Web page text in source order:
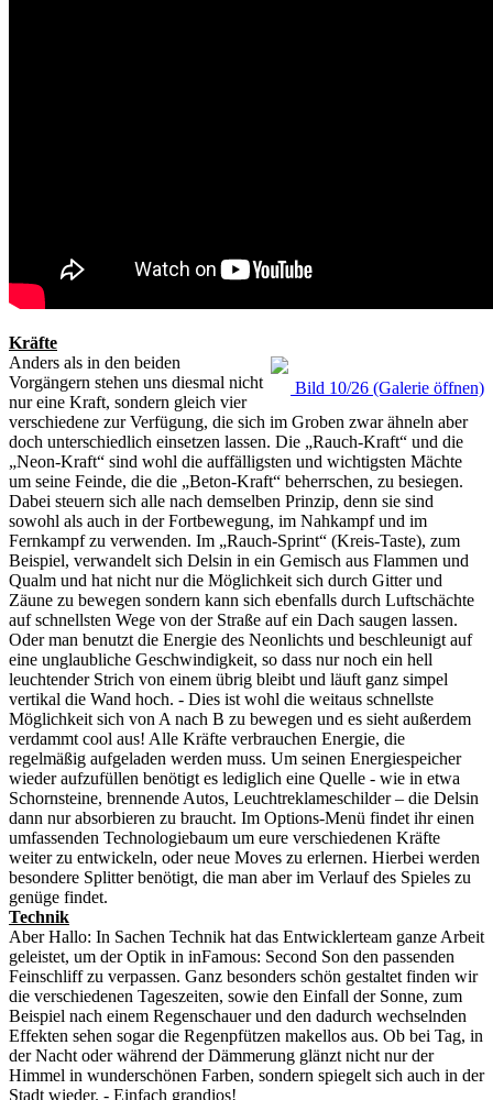
Kräfte
Bild 10/26 (Galerie öffnen)
Anders als in den beiden
Vorgängern stehen uns diesmal nicht
nur eine Kraft, sondern gleich vier
verschiedene zur Verfügung, die sich im Groben zwar ähneln aber
doch unterschiedlich einsetzen lassen. Die „Rauch-Kraft“ und die
„Neon-Kraft“ sind wohl die auffälligsten und wichtigsten Mächte
um seine Feinde, die die „Beton-Kraft“ beherrschen, zu besiegen.
Dabei steuern sich alle nach demselben Prinzip, denn sie sind
sowohl als auch in der Fortbewegung, im Nahkampf und im
Fernkampf zu verwenden. Im „Rauch-Sprint“ (Kreis-Taste), zum
Beispiel, verwandelt sich Delsin in ein Gemisch aus Flammen und
Qualm und hat nicht nur die Möglichkeit sich durch Gitter und
Zäune zu bewegen sondern kann sich ebenfalls durch Luftschächte
auf schnellsten Wege von der Straße auf ein Dach saugen lassen.
Oder man benutzt die Energie des Neonlichts und beschleunigt auf
eine unglaubliche Geschwindigkeit, so dass nur noch ein hell
leuchtender Strich von einem übrig bleibt und läuft ganz simpel
vertikal die Wand hoch. - Dies ist wohl die weitaus schnellste
Möglichkeit sich von A nach B zu bewegen und es sieht außerdem
verdammt cool aus! Alle Kräfte verbrauchen Energie, die
regelmäßig aufgeladen werden muss. Um seinen Energiespeicher
wieder aufzufüllen benötigt es lediglich eine Quelle - wie in etwa
Schornsteine, brennende Autos, Leuchtreklameschilder – die Delsin
dann nur absorbieren zu braucht. Im Options-Menü findet ihr einen
umfassenden Technologiebaum um eure verschiedenen Kräfte
weiter zu entwickeln, oder neue Moves zu erlernen. Hierbei werden
besondere Splitter benötigt, die man aber im Verlauf des Spieles zu
genüge findet.
Technik
Aber Hallo: In Sachen Technik hat das Entwicklerteam ganze Arbeit
geleistet, um der Optik in inFamous: Second Son den passenden
Feinschliff zu verpassen. Ganz besonders schön gestaltet finden wir
die verschiedenen Tageszeiten, sowie den Einfall der Sonne, zum
Beispiel nach einem Regenschauer und den dadurch wechselnden
Effekten sehen sogar die Regenpfützen makellos aus. Ob bei Tag, in
der Nacht oder während der Dämmerung glänzt nicht nur der
Himmel in wunderschönen Farben, sondern spiegelt sich auch in der
Stadt wieder. - Einfach grandios!